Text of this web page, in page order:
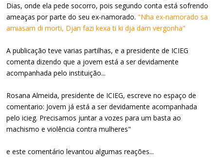
Dias, onde ela pede socorro, pois segundo conta está sofrendo
ameaças por parte do seu ex-namorado. "Nha ex-namorado sa
amiasam di morti, Djan fazi kexa ti ki dja dam vergonha"
A publicação teve varias partilhas, e a presidente de ICIEG
comenta dizendo que a jovem está a ser devidamente
acompanhada pelo instituição...
Rosana Almeida, presidente de ICIEG, escreve no espaço de
comentario: Jovem já está a ser devidamente acompanhada
pelo icieg. Precisamos juntar a vozes para um basta ao
machismo e violência contra mulheres"
e este comentário levantou algumas reações...